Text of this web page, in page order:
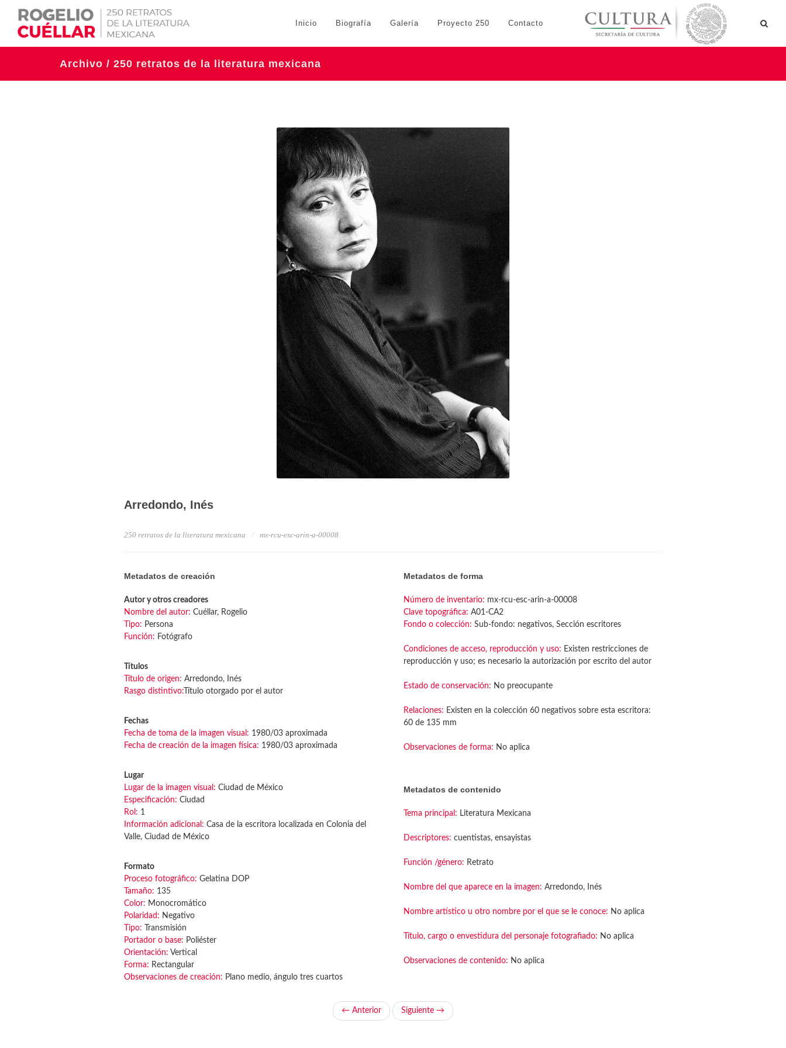
Inicio Biografía Galería Proyecto 250 Contacto
Archivo / 250 retratos de la literatura mexicana
Arredondo, Inés
250 retratos de la literatura mexicana mx-rcu-esc-arin-a-00008
Metadatos de creación
Autor y otros creadores
Nombre del autor: Cuéllar, Rogelio
Tipo: Persona
Función: Fotógrafo
Títulos
Título de origen: Arredondo, Inés
Rasgo distintivo: Título otorgado por el autor
Fechas
Fecha de toma de la imagen visual: 1980/03 aproximada
Fecha de creación de la imagen física: 1980/03 aproximada
Lugar
Lugar de la imagen visual: Ciudad de México
Especificación: Ciudad
Rol: 1
Información adicional: Casa de la escritora localizada en Colonia del
Valle, Ciudad de México
Formato
Proceso fotográfico: Gelatina DOP
Tamaño: 135
Color: Monocromático
Polaridad: Negativo
Tipo: Transmisión
Portador o base: Poliéster
Orientación: Vertical
Forma: Rectangular
Observaciones de creación: Plano medio, ángulo tres cuartos
Metadatos de forma
Número de inventario: mx-rcu-esc-arin-a-00008
Clave topográfica: A01-CA2
Fondo o colección: Sub-fondo: negativos, Sección escritores
Condiciones de acceso, reproducción y uso: Existen restricciones de
reproducción y uso; es necesario la autorización por escrito del autor
Estado de conservación: No preocupante
Relaciones: Existen en la colección 60 negativos sobre esta escritora:
60 de 135 mm
Observaciones de forma: No aplica
Metadatos de contenido
Tema principal: Literatura Mexicana
Descriptores: cuentistas, ensayistas
Función /género: Retrato
Nombre del que aparece en la imagen: Arredondo, Inés
Nombre artístico u otro nombre por el que se le conoce: No aplica
Título, cargo o envestidura del personaje fotografiado: No aplica
Observaciones de contenido: No aplica
← Anterior Siguiente →